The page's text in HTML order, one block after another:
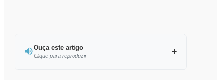
Ouça este artigo
Clique para reproduzir